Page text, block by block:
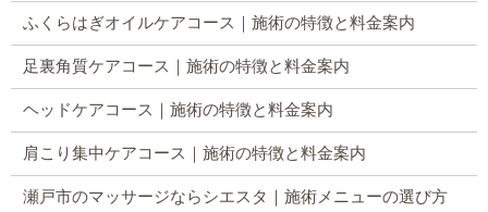
ふくらはぎオイルケアコース｜施術の特徴と料金案内
足裏角質ケアコース｜施術の特徴と料金案内
ヘッドケアコース｜施術の特徴と料金案内
肩こり集中ケアコース｜施術の特徴と料金案内
瀬戸市のマッサージならシエスタ｜施術メニューの選び方